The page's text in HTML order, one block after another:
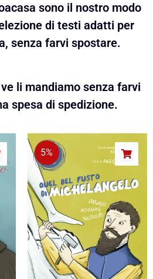
sono il nostro modo
di testi adatti per
senza farvi spostare.
li mandiamo senza farvi
spesa di spedizione.
5%